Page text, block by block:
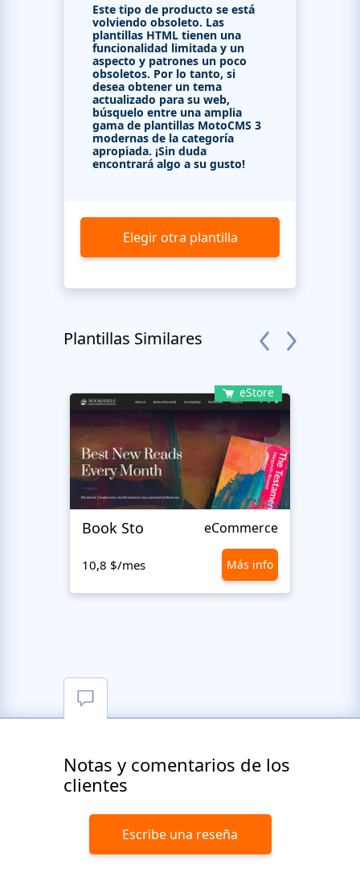
Este tipo de producto se está
volviendo obsoleto. Las
plantillas HTML tienen una
funcionalidad limitada y un
aspecto y patrones un poco
obsoletos. Por lo tanto, si
desea obtener un tema
actualizado para su web,
búsquelo entre una amplia
gama de plantillas MotoCMS 3
modernas de la categoría
apropiada. ¡Sin duda
encontrará algo a su gusto!
Elegir otra plantilla
Plantillas Similares
eStore
Book Sto eCommerce
10,8 $/mes Más info
Notas y comentarios de los
clientes
Escribe una reseña